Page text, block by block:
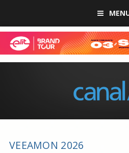
VEEAMON 2026